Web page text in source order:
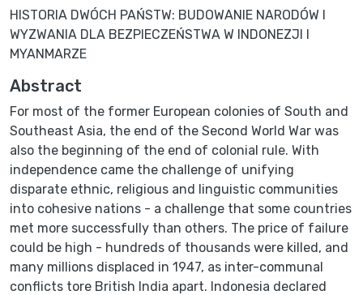
HISTORIA DWÓCH PAŃSTW: BUDOWANIE NARODÓW I
WYZWANIA DLA BEZPIECZEŃSTWA W INDONEZJI I
MYANMARZE
Abstract
For most of the former European colonies of South and
Southeast Asia, the end of the Second World War was
also the beginning of the end of colonial rule. With
independence came the challenge of unifying
disparate ethnic, religious and linguistic communities
into cohesive nations - a challenge that some countries
met more successfully than others. The price of failure
could be high - hundreds of thousands were killed, and
many millions displaced in 1947, as inter-communal
conflicts tore British India apart. Indonesia declared